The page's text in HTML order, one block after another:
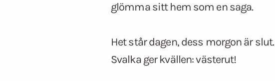
glömma sitt hem som en saga.
Het står dagen, dess morgon är slut.
Svalka ger kvällen: västerut!